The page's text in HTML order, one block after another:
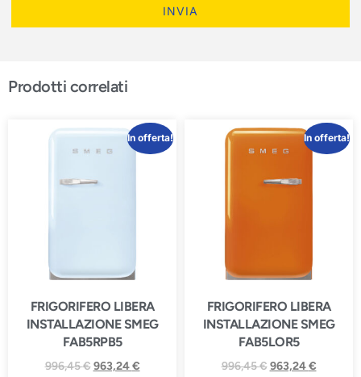
INVIA
Prodotti correlati
In offerta!
FRIGORIFERO LIBERA
INSTALLAZIONE SMEG
FAB5RPB5
996,45€ 963,24€
In offerta!
FRIGORIFERO LIBERA
INSTALLAZIONE SMEG
FAB5LOR5
996,45€ 963,24€